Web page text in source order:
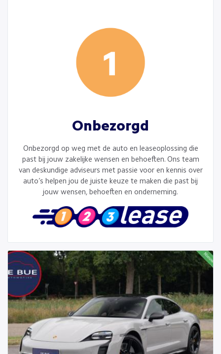
Onbezorgd
Onbezorgd op weg met de auto en leaseoplossing die
past bij jouw zakelijke wensen en behoeften. Ons team
van deskundige adviseurs met passie voor en kennis over
auto’s helpen jou de juiste keuze te maken die past bij
jouw wensen, behoeften en onderneming.